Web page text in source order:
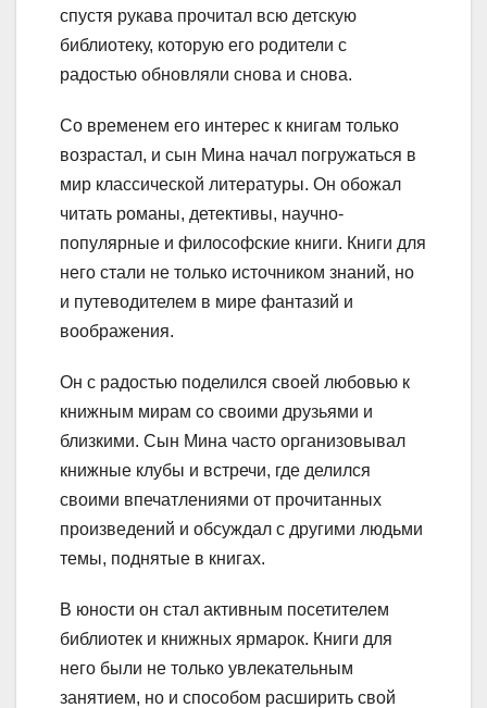
спустя рукава прочитал всю детскую
библиотеку, которую его родители с
радостью обновляли снова и снова.
Со временем его интерес к книгам только
возрастал, и сын Мина начал погружаться в
мир классической литературы. Он обожал
читать романы, детективы, научно-
популярные и философские книги. Книги для
него стали не только источником знаний, но
и путеводителем в мире фантазий и
воображения.
Он с радостью поделился своей любовью к
книжным мирам со своими друзьями и
близкими. Сын Мина часто организовывал
книжные клубы и встречи, где делился
своими впечатлениями от прочитанных
произведений и обсуждал с другими людьми
темы, поднятые в книгах.
В юности он стал активным посетителем
библиотек и книжных ярмарок. Книги для
него были не только увлекательным
занятием, но и способом расширить свой